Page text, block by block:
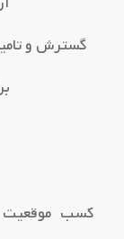
3–گسترش و